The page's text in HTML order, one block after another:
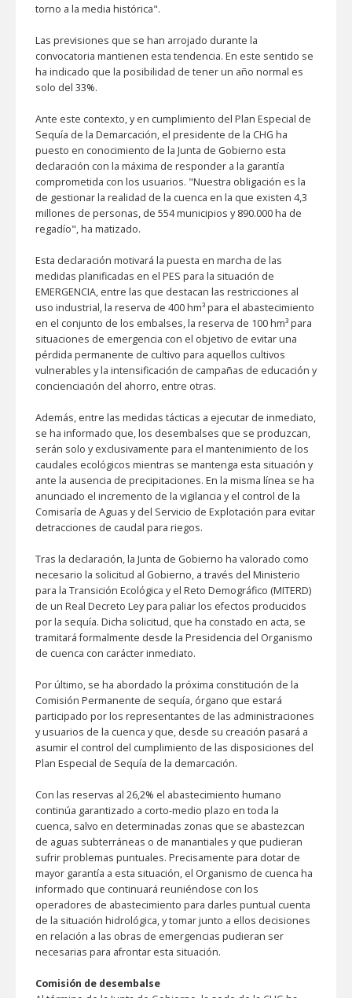
torno a la media histórica".
Las previsiones que se han arrojado durante la
convocatoria mantienen esta tendencia. En este sentido se
ha indicado que la posibilidad de tener un año normal es
solo del 33%.
Ante este contexto, y en cumplimiento del Plan Especial de
Sequía de la Demarcación, el presidente de la CHG ha
puesto en conocimiento de la Junta de Gobierno esta
declaración con la máxima de responder a la garantía
comprometida con los usuarios. "Nuestra obligación es la
de gestionar la realidad de la cuenca en la que existen 4,3
millones de personas, de 554 municipios y 890.000 ha de
regadío", ha matizado.
Esta declaración motivará la puesta en marcha de las
medidas planificadas en el PES para la situación de
EMERGENCIA, entre las que destacan las restricciones al
uso industrial, la reserva de 400 hm³ para el abastecimiento
en el conjunto de los embalses, la reserva de 100 hm³ para
situaciones de emergencia con el objetivo de evitar una
pérdida permanente de cultivo para aquellos cultivos
vulnerables y la intensificación de campañas de educación y
concienciación del ahorro, entre otras.
Además, entre las medidas tácticas a ejecutar de inmediato,
se ha informado que, los desembalses que se produzcan,
serán solo y exclusivamente para el mantenimiento de los
caudales ecológicos mientras se mantenga esta situación y
ante la ausencia de precipitaciones. En la misma línea se ha
anunciado el incremento de la vigilancia y el control de la
Comisaría de Aguas y del Servicio de Explotación para evitar
detracciones de caudal para riegos.
Tras la declaración, la Junta de Gobierno ha valorado como
necesario la solicitud al Gobierno, a través del Ministerio
para la Transición Ecológica y el Reto Demográfico (MITERD)
de un Real Decreto Ley para paliar los efectos producidos
por la sequía. Dicha solicitud, que ha constado en acta, se
tramitará formalmente desde la Presidencia del Organismo
de cuenca con carácter inmediato.
Por último, se ha abordado la próxima constitución de la
Comisión Permanente de sequía, órgano que estará
participado por los representantes de las administraciones
y usuarios de la cuenca y que, desde su creación pasará a
asumir el control del cumplimiento de las disposiciones del
Plan Especial de Sequía de la demarcación.
Con las reservas al 26,2% el abastecimiento humano
continúa garantizado a corto-medio plazo en toda la
cuenca, salvo en determinadas zonas que se abastezcan
de aguas subterráneas o de manantiales y que pudieran
sufrir problemas puntuales. Precisamente para dotar de
mayor garantía a esta situación, el Organismo de cuenca ha
informado que continuará reuniéndose con los
operadores de abastecimiento para darles puntual cuenta
de la situación hidrológica, y tomar junto a ellos decisiones
en relación a las obras de emergencias pudieran ser
necesarias para afrontar esta situación.
Comisión de desembalse